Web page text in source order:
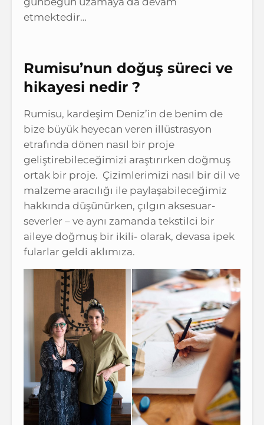
etmektedir…
Rumisu’nun doğuş süreci ve
hikayesi nedir ?
Rumisu, kardeşim Deniz’in de benim de
bize büyük heyecan veren illüstrasyon
etrafında dönen nasıl bir proje
geliştirebileceğimizi araştırırken doğmuş
ortak bir proje. Çizimlerimizi nasıl bir dil ve
malzeme aracılığı ile paylaşabileceğimiz
hakkında düşünürken, çılgın aksesuar-
severler – ve aynı zamanda tekstilci bir
aileye doğmuş bir ikili- olarak, devasa ipek
fularlar geldi aklımıza.